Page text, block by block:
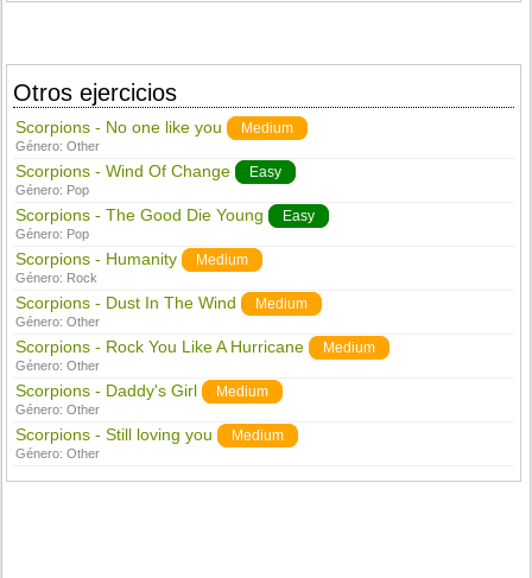
Otros ejercicios
Scorpions - No one like you Medium
Género:Other
Scorpions - Wind Of Change Easy
Género: Pop
Scorpions - The Good Die Young Easy
Género: Pop
Scorpions - Humanity Medium
Género: Rock
Scorpions - Dust In The Wind Medium
Género:Other
Scorpions - Rock You Like A Hurricane Medium
Género:Other
Scorpions - Daddy's Girl Medium
Género:Other
Scorpions - Still loving you Medium
Género:Other